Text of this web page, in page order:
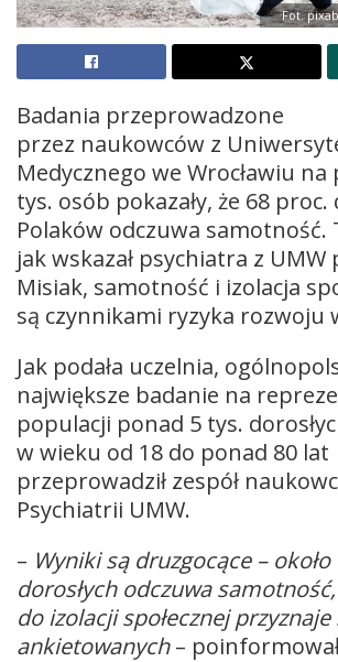
Fot.
Badania przeprowadzone
przez naukowców z
Medycznego we Wrocławiu
tys. osób pokazały, że 68 proc.
Polaków odczuwa samotność.
jak wskazał psychiatra z UMW
Misiak, samotność i izolacja
są czynnikami ryzyka rozwoju
Jak podała uczelnia,
największe badanie na
populacji ponad 5 tys.
w wieku od 18 do ponad 80 lat
przeprowadził zespół
Psychiatrii UMW.
– Wyniki są druzgocące –
dorosłych odczuwa
do izolacji społecznej
ankietowanych–